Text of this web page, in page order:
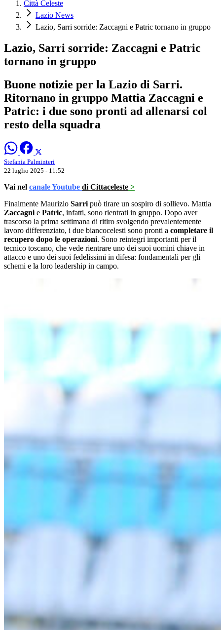
Città Celeste
Lazio News
Lazio, Sarri sorride: Zaccagni e Patric tornano in gruppo
Lazio, Sarri sorride: Zaccagni e Patric
tornano in gruppo
Buone notizie per la Lazio di Sarri.
Ritornano in gruppo Mattia Zaccagni e
Patric: i due sono pronti ad allenarsi col
resto della squadra
Stefania Palminteri
22 luglio 2025 - 11:52
Vai nel canale Youtube di Cittaceleste >
Finalmente Maurizio Sarri può tirare un sospiro di sollievo. Mattia
Zaccagni e Patric, infatti, sono rientrati in gruppo. Dopo aver
trascorso la prima settimana di ritiro svolgendo prevalentemente
lavoro differenziato, i due biancocelesti sono pronti a completare il
recupero dopo le operazioni. Sono reintegri importanti per il
tecnico toscano, che vede rientrare uno dei suoi uomini chiave in
attacco e uno dei suoi fedelissimi in difesa: fondamentali per gli
schemi e la loro leadership in campo.